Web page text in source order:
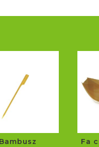
Bambusz
Fa